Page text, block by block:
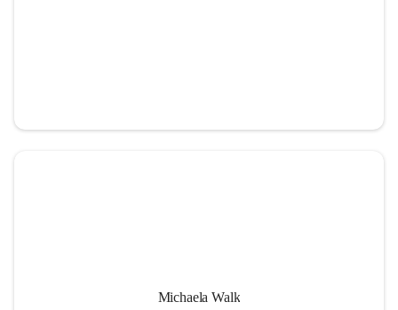
Michaela Walk